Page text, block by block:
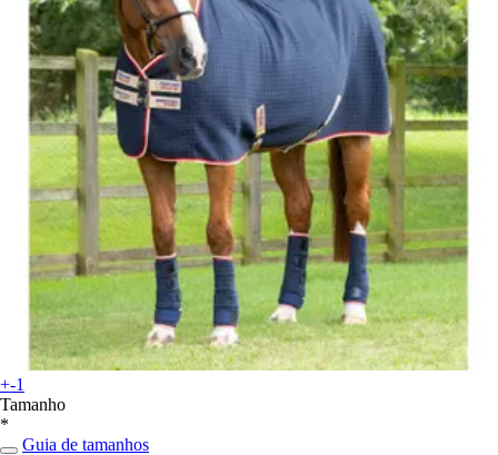
+-1
Tamanho
*
Guia de tamanhos